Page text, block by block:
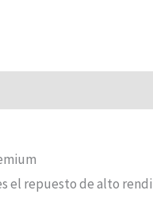
es el repuesto de alto